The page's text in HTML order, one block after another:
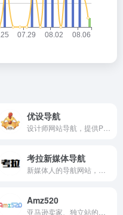
优设导航
考拉新媒体导航
Amz520